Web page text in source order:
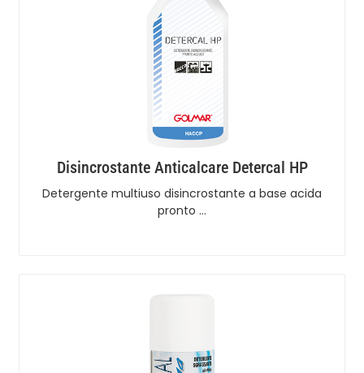
Disincrostante Anticalcare Detercal HP
Detergente multiuso disincrostante a base acida
pronto …